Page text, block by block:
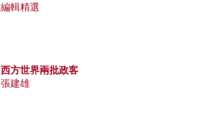
編輯精選
西方世界兩批政客
張建雄